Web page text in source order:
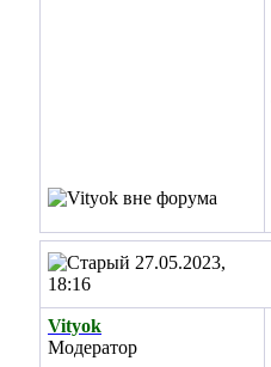
27.05.2023,
18:16
Vityok
Модератор